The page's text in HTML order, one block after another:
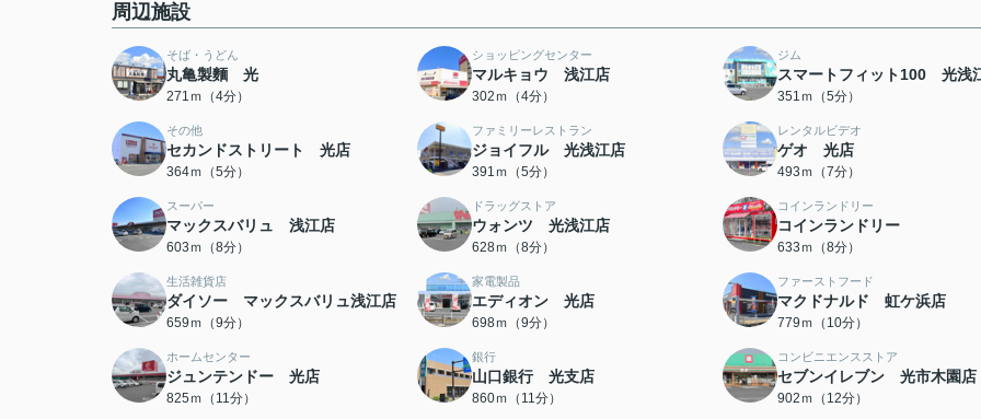
周辺施設
そば・うどん
丸亀製麵 光
271ｍ（4分）
ショッピングセンター
マルキョウ 浅江店
302ｍ（4分）
ジム
スマートフィット100 光浅
351ｍ（5分）
その他
セカンドストリート 光店
364ｍ（5分）
ファミリーレストラン
ジョイフル 光浅江店
391ｍ（5分）
レンタルビデオ
ゲオ 光店
493ｍ（7分）
スーパー
マックスバリュ 浅江店
603ｍ（8分）
ドラッグストア
ウォンツ 光浅江店
628ｍ（8分）
コインランドリー
コインランドリー
633ｍ（8分）
生活雑貨店
ダイソー マックスバリュ浅江店
659ｍ（9分）
家電製品
エディオン 光店
698ｍ（9分）
ファーストフード
マクドナルド 虹ケ浜店
779ｍ（10分）
ホームセンター
ジュンテンドー 光店
825ｍ（11分）
銀行
山口銀行 光支店
860ｍ（11分）
コンビニエンスストア
セブンイレブン 光市木園店
902ｍ（12分）